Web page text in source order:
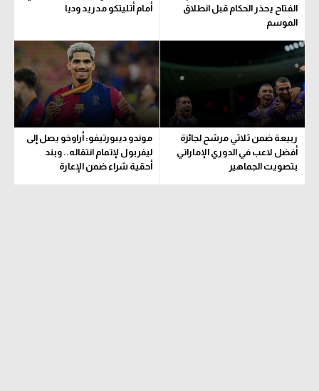
الفتاح يحذر الحكام قبل انطلاق
الموسم
أمام أتليتكو مدريد وديا
ربيعة ضمن ثلاثي مرشح لجائزة
أفضل لاعب في الدوري الإماراتي
بتصويت الجماهير
موندو ديبورتيفو: أراوخو يصل إلى
ليفربول لإتمام انتقاله.. وبند
أحقية شراء ضمن الإعارة